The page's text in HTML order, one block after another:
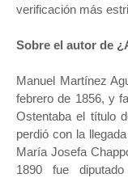
verificación más
Sobre el autor de
Manuel Martínez
febrero de 1856, y
Ostentaba el título
perdió con la
María Josefa
1890 fue